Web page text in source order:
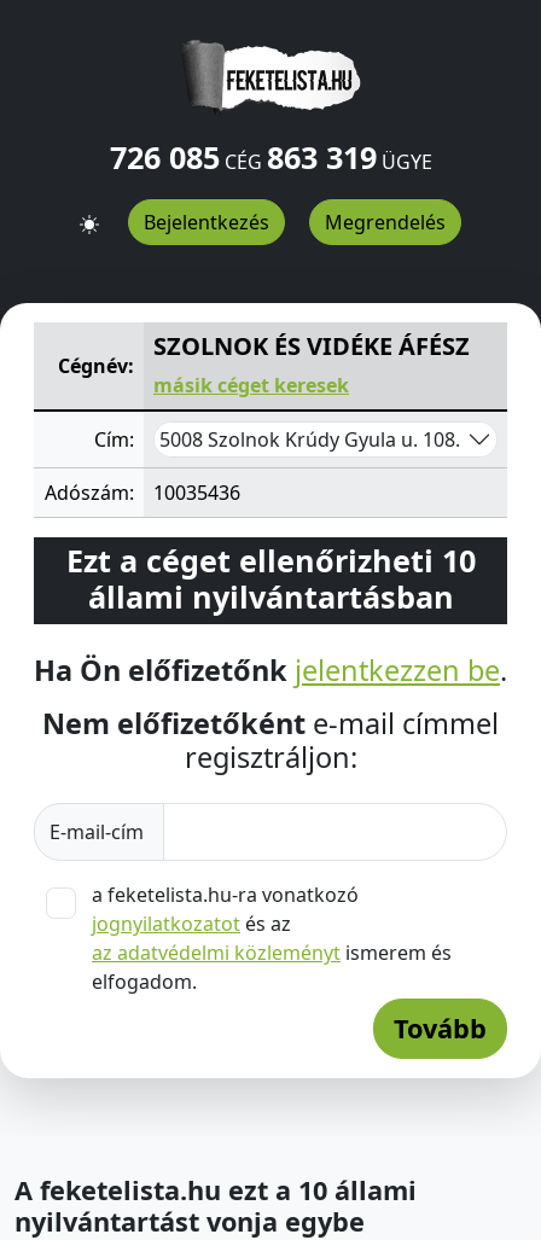
726 085CÉG 863 319ÜGYE
Bejelentkezés Megrendelés
SZOLNOK ÉS VIDÉKE ÁFÉSZKrúdy Gyula u. 108.Szolnok
Cégnév:
SZOLNOK ÉS VIDÉKE ÁFÉSZ
másik céget keresek
Cím: 5008 Szolnok Krúdy Gyula u. 108.
Adószám: 10035436
Ezt a céget ellenőrizheti 10
állami nyilvántartásban
Ha Ön előfizetőnk jelentkezzen be.
Nem előfizetőként e-mail címmel
regisztráljon:
E-mail-cím
a feketelista.hu-ra vonatkozó
jognyilatkozatot és az
az adatvédelmi közleményt ismerem és
elfogadom.
Tovább
A feketelista.hu ezt a 10 állami
nyilvántartást vonja egybe